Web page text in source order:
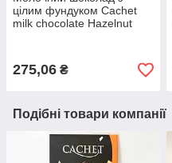
цілим фундуком Cachet
milk chocolate Hazelnut
275,06 ₴
Подібні товари компанії